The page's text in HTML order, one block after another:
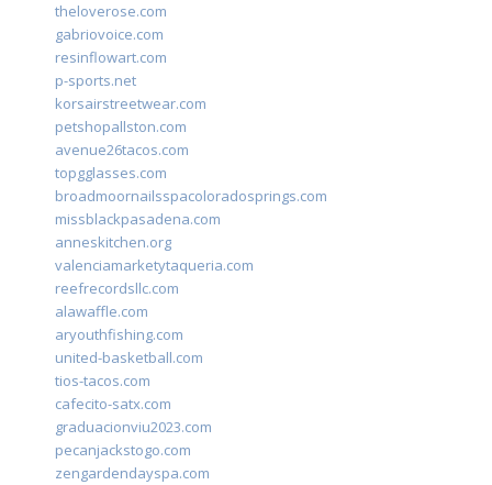
theloverose.com
gabriovoice.com
resinflowart.com
p-sports.net
korsairstreetwear.com
petshopallston.com
avenue26tacos.com
topgglasses.com
broadmoornailsspacoloradosprings.com
missblackpasadena.com
anneskitchen.org
valenciamarketytaqueria.com
reefrecordsllc.com
alawaffle.com
aryouthfishing.com
united-basketball.com
tios-tacos.com
cafecito-satx.com
graduacionviu2023.com
pecanjackstogo.com
zengardendayspa.com